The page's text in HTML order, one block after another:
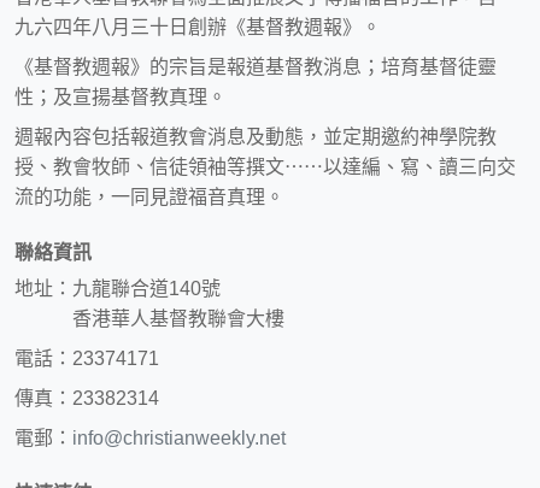
九六四年八月三十日創辦《基督教週報》。
《基督教週報》的宗旨是報道基督教消息；培育基督徒靈
性；及宣揚基督教真理。
週報內容包括報道教會消息及動態，並定期邀約神學院教
授、教會牧師、信徒領袖等撰文⋯⋯以達編、寫、讀三向交
流的功能，一同見證福音真理。
聯絡資訊
地址：九龍聯合道140號
香港華人基督教聯會大樓
電話：23374171
傳真：23382314
電郵： info@christianweekly.net